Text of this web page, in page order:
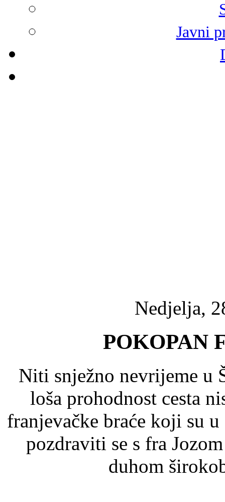
Javni
Nedjelja,
POKOPAN
Niti snježno nevrijeme u
loša prohodnost cesta
franjevačke braće koji su
pozdraviti se s fra
duhom